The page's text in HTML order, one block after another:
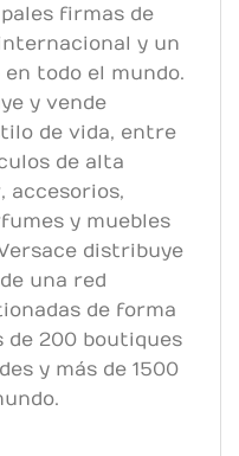
firmas de
y un
todo el mundo.
y vende
de vida, entre
de alta
accesorios,
y muebles
distribuye
una red
de forma
de 200 boutiques
y más de 1500